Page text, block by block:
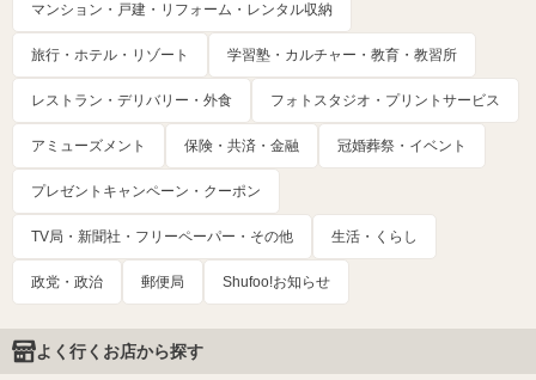
マンション・戸建・リフォーム・レンタル収納
旅行・ホテル・リゾート 学習塾・カルチャー・教育・教習所
レストラン・デリバリー・外食 フォトスタジオ・プリントサービス
アミューズメント 保険・共済・金融 冠婚葬祭・イベント
プレゼントキャンペーン・クーポン
TV局・新聞社・フリーペーパー・その他 生活・くらし
政党・政治 郵便局 Shufoo!お知らせ
よく行くお店から探す